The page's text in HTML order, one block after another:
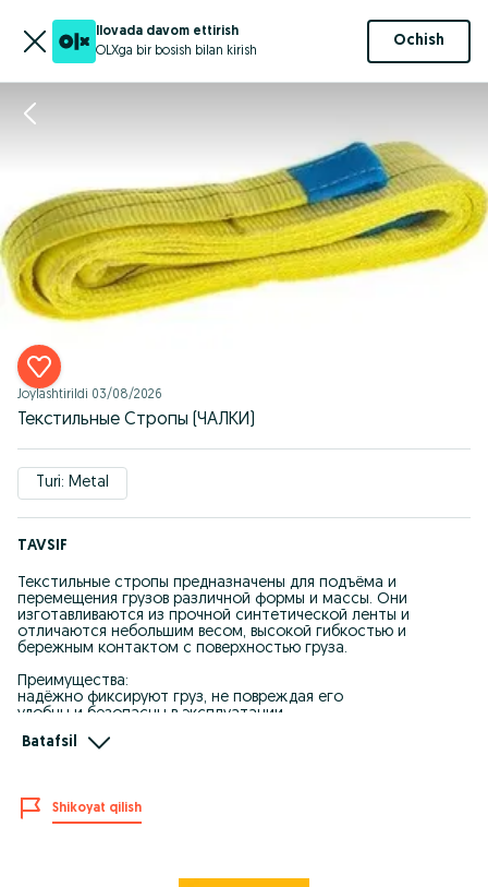
Ilovada davom ettirish
OLXga bir bosish bilan kirish
Ochish
Joylashtirildi 03/08/2026
Текстильные Стропы (ЧАЛКИ)
Turi: Metal
TAVSIF
Текстильные стропы предназначены для подъёма и
перемещения грузов различной формы и массы. Они
изготавливаются из прочной синтетической ленты и
отличаются небольшим весом, высокой гибкостью и
бережным контактом с поверхностью груза.
Преимущества:
надёжно фиксируют груз, не повреждая его
удобны и безопасны в эксплуатации
устойчивы к износу и растяжению
не требуют сложного ухода и обслуживания
Сфера применения: строительство, промышленное
производство, складская логистика, погрузочно-
разгрузочные и монтажные работы
снабжаются биркой и паспортом производителя.
Batafsil
Shikoyat qilish